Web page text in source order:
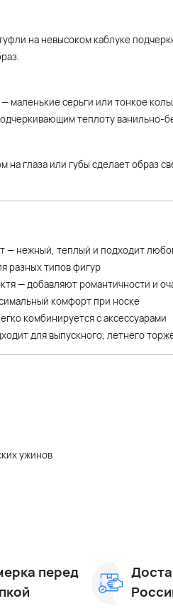
на невысоком каблуке
маленькие серьги или тонкое
теплоту ванильно-
на глаза или губы сделает образ
— нежный, теплый и подходит
разных типов фигур
— добавляют романтичности и
комфорт при носке
комбинируется с аксессуарами
для выпускного, летнего
ужинов
перед